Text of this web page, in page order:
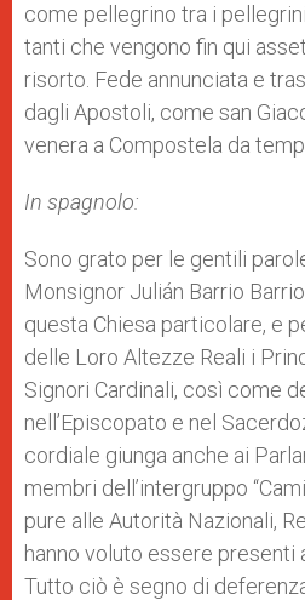
come pellegrino tra i
tanti che vengono fin qui
risorto. Fede annunciata e
dagli Apostoli, come san
venera a Compostela da
In spagnolo:
Sono grato per le gentili
Monsignor Julián Barrio
questa Chiesa particolare, e
delle Loro Altezze Reali i
Signori Cardinali, così come
nell’Episcopato e nel
cordiale giunga anche ai
membri dell’intergruppo
pure alle Autorità Nazionali,
hanno voluto essere presenti
Tutto ciò è segno di